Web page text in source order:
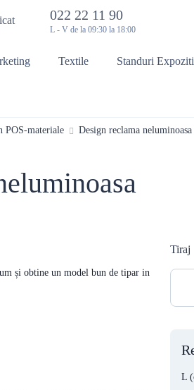
022 22 11 90
L - V de la 09:30 la 18:00
Textile Standuri
POS-materiale Design reclama neluminoasa
și obtine un model bun de tipar in
Tiraj
L